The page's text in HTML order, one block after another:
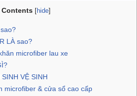
Contents [hide]
LÀ sao?
microfiber lau xe
VỆ SINH
microfiber & cửa sổ cao cấp